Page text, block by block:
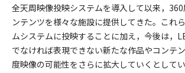
全天周映像投映システムを導入して以来，
ンテンツを様々な施設に提供してきた。これ
ムシステムに投映することに加え，今後は，
でなければ表現できない新たな作品やコンテ
度映像の可能性をさらに拡大していくとしてい